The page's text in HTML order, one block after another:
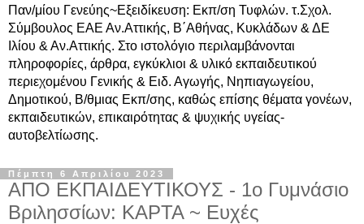
Παν/μίου Γενεύης~Εξειδίκευση: Εκπ/ση Τυφλών. τ.Σχολ.
Σύμβουλος ΕΑΕ Αν.Αττικής, Β΄Αθήνας, Κυκλάδων & ΔΕ
Ιλίου & Αν.Αττικής. Στο ιστολόγιο περιλαμβάνονται
πληροφορίες, άρθρα, εγκύκλιοι & υλικό εκπαιδευτικού
περιεχομένου Γενικής & Ειδ. Αγωγής, Νηπιαγωγείου,
Δημοτικού, Β/θμιας Εκπ/σης, καθώς επίσης θέματα γονέων,
εκπαιδευτικών, επικαιρότητας & ψυχικής υγείας-
αυτοβελτίωσης.
Πέμπτη 6 Απριλίου 2023
ΑΠΟ ΕΚΠΑΙΔΕΥΤΙΚΟΥΣ - 1ο Γυμνάσιο
Βριλησσίων: ΚΑΡΤΑ ~ Ευχές